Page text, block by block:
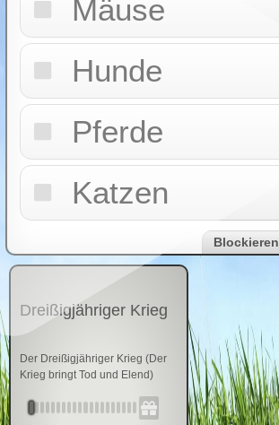
Mäuse
Hunde
Pferde
Katzen
Blockieren
Dreißigjähriger Krieg
Der Dreißigjähriger Krieg (Der
Krieg bringt Tod und Elend)